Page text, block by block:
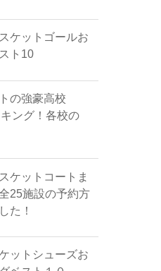
ケットゴールお
ト10
の強豪高校
ング！各校の
ケットコートま
25施設の予約方
た！
ットシューズお